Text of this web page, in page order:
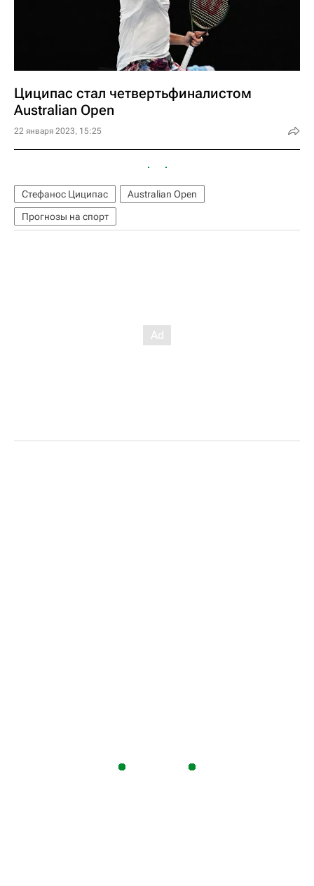
Циципас стал четвертьфиналистом
Australian Open
22 января 2023, 15:25
Стефанос Циципас
Australian Open
Прогнозы на спорт